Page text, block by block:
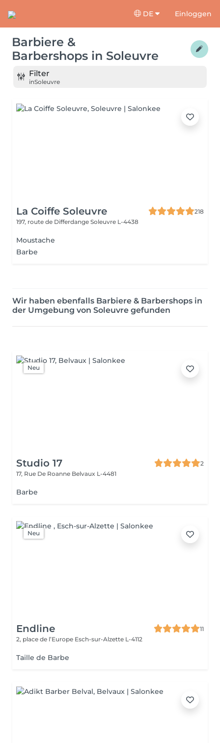
DE Einloggen
Barbiere &
Barbershops in Soleuvre
Filter
inSoleuvre
La Coiffe Soleuvre
218
197, route de Differdange Soleuvre L-4438
Moustache
Barbe
Wir haben ebenfalls Barbiere & Barbershops in
der Umgebung von Soleuvre gefunden
Neu
Studio 17
2
17, Rue De Roanne Belvaux L-4481
Barbe
Neu
Endline
11
2, place de l’Europe Esch-sur-Alzette L-4112
Taille de Barbe